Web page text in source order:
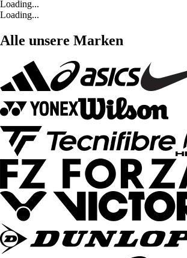
Loading...
Loading...
Alle unsere Marken